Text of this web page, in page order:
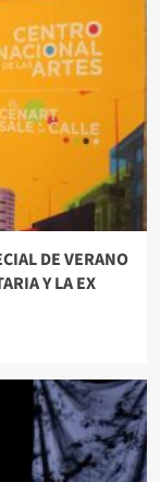
DE VERANO
Y LA EX